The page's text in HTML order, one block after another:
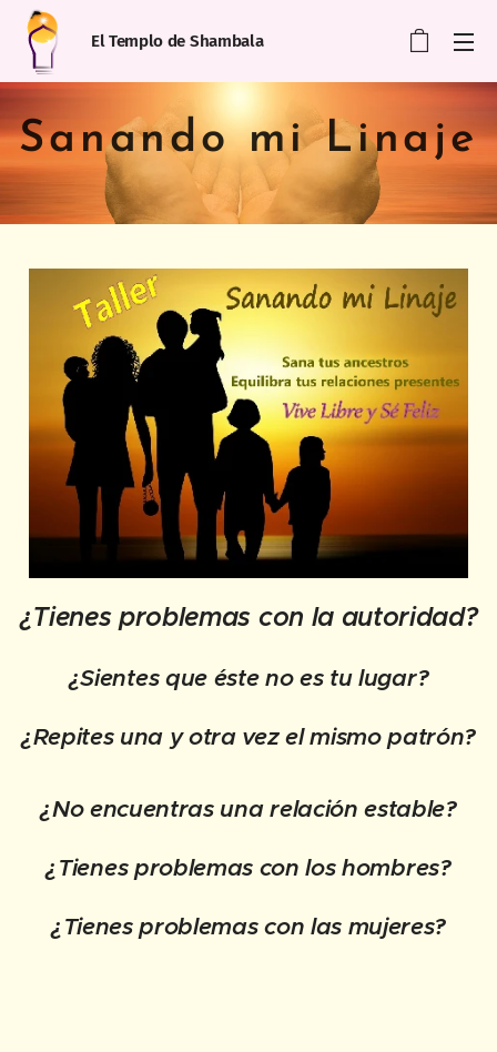
El Templo de Shambala
Sanando mi Linaje
¿Tienes problemas con la autoridad?
¿Sientes que éste no es tu lugar?
¿Repites una y otra vez el mismo patrón?
¿No encuentras una relación estable?
¿Tienes problemas con los hombres?
¿Tienes problemas con las mujeres?